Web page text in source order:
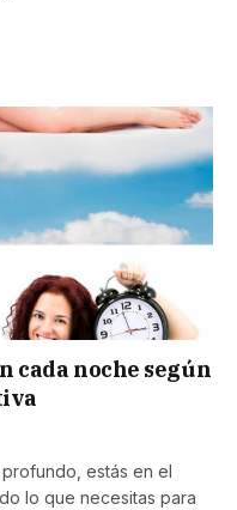
cada noche según
estás en el
lo que necesitas para